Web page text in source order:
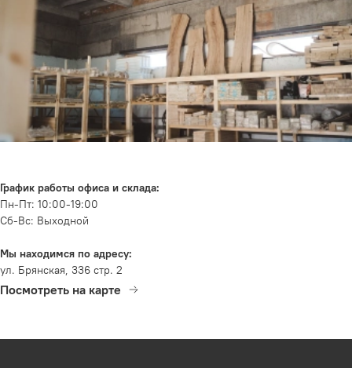
График работы офиса и склада:
Пн-Пт: 10:00-19:00
Сб-Вс: Выходной
Мы находимся по адресу:
ул. Брянская, 336 стр. 2
Посмотреть на карте